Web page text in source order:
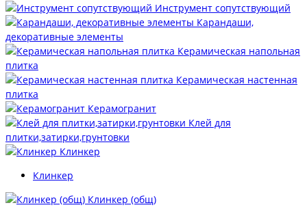
Инструмент сопутствующий
Карандаши,
декоративные элементы
Керамическая напольная
плитка
Керамическая настенная
плитка
Керамогранит
Клей для
плитки,затирки,грунтовки
Клинкер
Клинкер
Клинкер (общ)